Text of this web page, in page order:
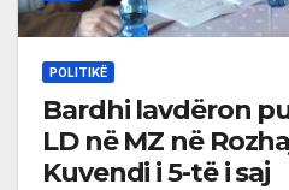
POLITIKË
Bardhi lavdëron
LD në MZ në
Kuvendi i 5-të i saj